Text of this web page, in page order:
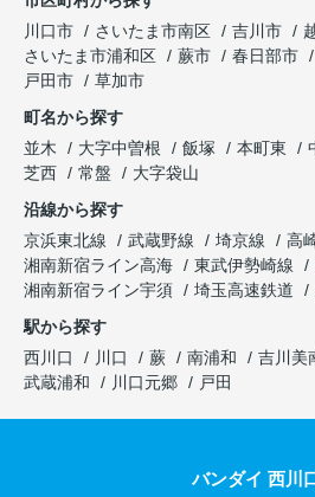
川口市
さいたま市南区 吉川市
さいたま市浦和区
蕨市 春日部市
戸田市
草加市
町名から探す
並木
大字中曽根 飯塚 本町東
芝西
常盤
大字袋山
沿線から探す
京浜東北線
武蔵野線 埼京線
高
湘南新宿ライン高海
東武伊勢崎線
湘南新宿ライン宇須
埼玉高速鉄道
駅から探す
西川口
川口 蕨 南浦和 吉川美
武蔵浦和
川口元郷 戸田
バンダイ 西川